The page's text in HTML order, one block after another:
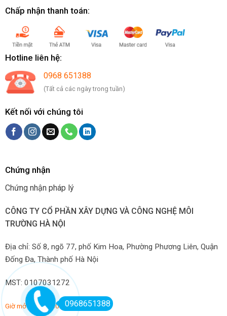
Chấp nhận thanh toán:
Hotline liên hệ:
0968 651388
(Tất cả các ngày trong tuần)
Kết nối với chúng tôi
Chứng nhận
Chứng nhận pháp lý
CÔNG TY CỔ PHẦN XÂY DỰNG VÀ CÔNG NGHỆ MÔI
TRƯỜNG HÀ NỘI
Địa chỉ: Số 8, ngõ 77, phố Kim Hoa, Phường Phương Liên, Quận
Đống Đa, Thành phố Hà Nội
MST: 0107031272
Giờ mở hàng: 7:00-22:00 hàng ngày
0968651388